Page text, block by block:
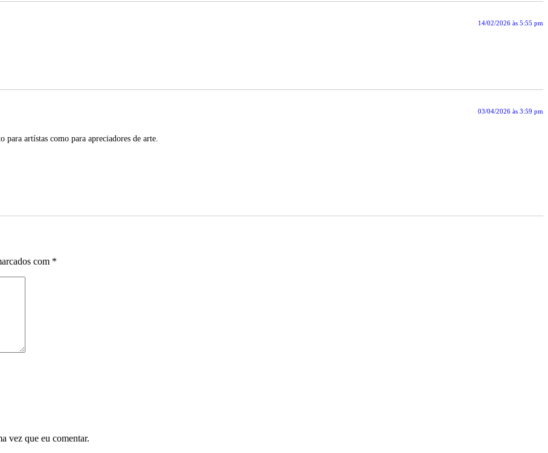
14/02/2026 às 5:55 pm
03/04/2026 às 3:59 pm
para artístas como para apreciadores de arte.
com *
vez que eu comentar.